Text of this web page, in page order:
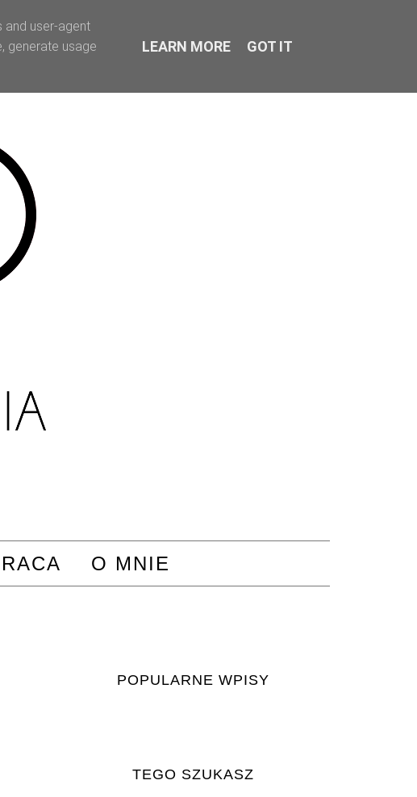
O MNIE
POPULARNE WPISY
TEGO SZUKASZ
user-agent
generate usage
LEARN MORE GOT IT